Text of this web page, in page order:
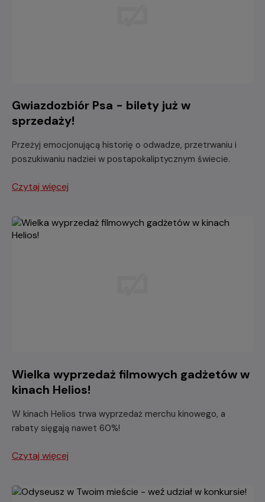
Gwiazdozbiór Psa - bilety już w
sprzedaży!
Przeżyj emocjonującą historię o odwadze, przetrwaniu i
poszukiwaniu nadziei w postapokaliptycznym świecie.
Czytaj więcej
Wielka wyprzedaż filmowych gadżetów w
kinach Helios!
W kinach Helios trwa wyprzedaż merchu kinowego, a
rabaty sięgają nawet 60%!
Czytaj więcej